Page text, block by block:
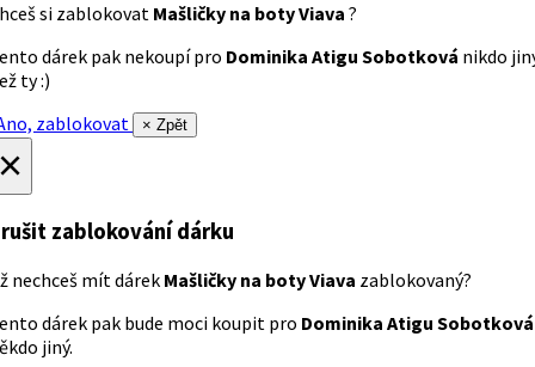
si zablokovat Mašličky na boty Viava ?
dárek pak nekoupí pro Dominika Atigu Sobotková nikdo
ty :)
zablokovat
× Zpět
zablokování dárku
nechceš mít dárek Mašličky na boty Viava zablokovaný?
dárek pak bude moci koupit pro Dominika Atigu Sobotková
jiný.